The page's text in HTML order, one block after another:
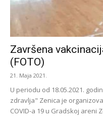
Završena
(FOTO)
21. Maja 2021.
U periodu od 18.05.2021.
zdravlja" Zenica je
COVID-a 19 u Gradskoj areni